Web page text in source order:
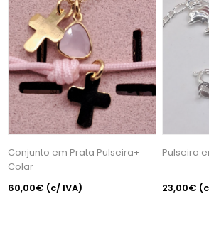
Conjunto em Prata Pulseira+
Colar
60,00€ (c/ IVA)
Pulseira
23,00€